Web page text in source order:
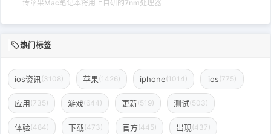
传苹果Mac笔记本将用上自研的7nm处理器
热门标签
ios资讯 (3108) 苹果(1426) iphone(1014) ios(775)
应用(735) 游戏(644) 更新(519) 测试(503)
体验(484) 下载(473) 官方(445) 出现(437)